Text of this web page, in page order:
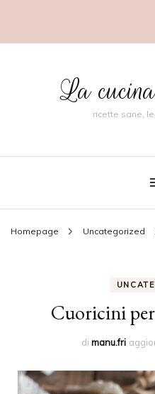
La
ricette sane,
Homepage Uncategorized
Cuoricini
di manu.fri